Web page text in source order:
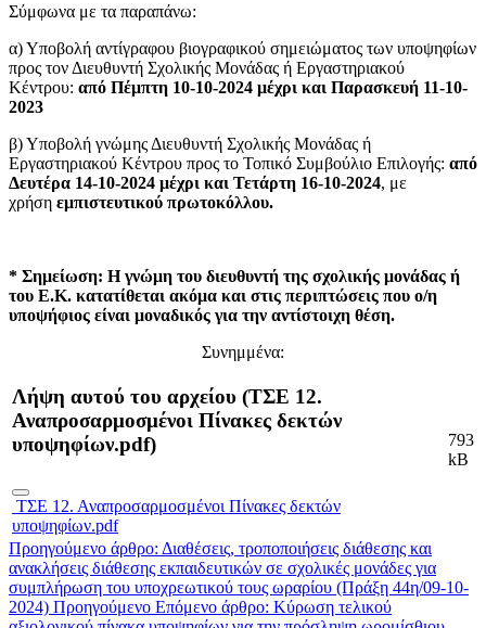
Σύμφωνα με τα παραπάνω:
α) Υποβολή αντίγραφου βιογραφικού σημειώματος των υποψηφίων
προς τον Διευθυντή Σχολικής Μονάδας ή Εργαστηριακού
Κέντρου: από Πέμπτη 10-10-2024 μέχρι και Παρασκευή 11-10-
2023
β) Υποβολή γνώμης Διευθυντή Σχολικής Μονάδας ή
Εργαστηριακού Κέντρου προς το Τοπικό Συμβούλιο Επιλογής: από
Δευτέρα 14-10-2024 μέχρι και Τετάρτη 16-10-2024, με
χρήση εμπιστευτικού πρωτοκόλλου.
* Σημείωση: Η γνώμη του διευθυντή της σχολικής μονάδας ή
του Ε.Κ. κατατίθεται ακόμα και στις περιπτώσεις που ο/η
υποψήφιος είναι μοναδικός για την αντίστοιχη θέση.
Συνημμένα:
Λήψη αυτού του αρχείου (ΤΣΕ 12.
Αναπροσαρμοσμένοι Πίνακες δεκτών
υποψηφίων.pdf)
ΤΣΕ 12. Αναπροσαρμοσμένοι Πίνακες δεκτών
υποψηφίων.pdf
793
kB
Προηγούμενο άρθρο: Διαθέσεις, τροποποιήσεις διάθεσης και
ανακλήσεις διάθεσης εκπαιδευτικών σε σχολικές μονάδες για
συμπλήρωση του υποχρεωτικού τους ωραρίου (Πράξη 44η/09-10-
2024) Προηγούμενο Επόμενο άρθρο: Κύρωση τελικού